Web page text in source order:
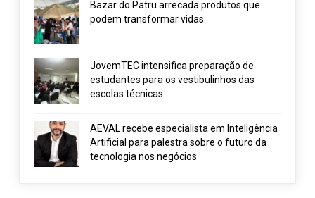
Bazar do Patru arrecada produtos que
podem transformar vidas
JovemTEC intensifica preparação de
estudantes para os vestibulinhos das
escolas técnicas
AEVAL recebe especialista em Inteligência
Artificial para palestra sobre o futuro da
tecnologia nos negócios